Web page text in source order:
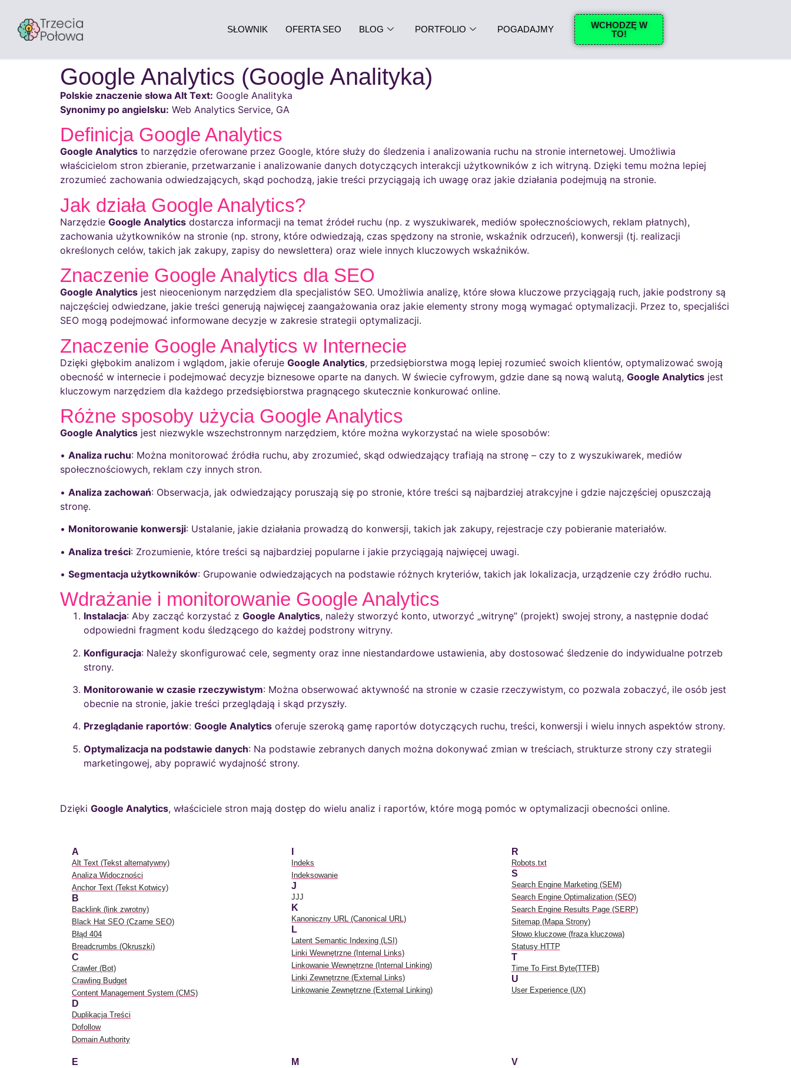
SŁOWNIK OFERTA SEO BLOG PORTFOLIO POGADAJMY
WCHODZĘ W
TO!
Google Analytics (Google Analityka)
Polskie znaczenie słowa Alt Text: Google Analityka
Synonimy po angielsku: Web Analytics Service, GA
Definicja Google Analytics
Google Analytics to narzędzie oferowane przez Google, które służy do śledzenia i analizowania ruchu na stronie internetowej. Umożliwia
właścicielom stron zbieranie, przetwarzanie i analizowanie danych dotyczących interakcji użytkowników z ich witryną. Dzięki temu można lepiej
zrozumieć zachowania odwiedzających, skąd pochodzą, jakie treści przyciągają ich uwagę oraz jakie działania podejmują na stronie.
Jak działa Google Analytics?
Narzędzie Google Analytics dostarcza informacji na temat źródeł ruchu (np. z wyszukiwarek, mediów społecznościowych, reklam płatnych),
zachowania użytkowników na stronie (np. strony, które odwiedzają, czas spędzony na stronie, wskaźnik odrzuceń), konwersji (tj. realizacji
określonych celów, takich jak zakupy, zapisy do newslettera) oraz wiele innych kluczowych wskaźników.
Znaczenie Google Analytics dla SEO
Google Analytics jest nieocenionym narzędziem dla specjalistów SEO. Umożliwia analizę, które słowa kluczowe przyciągają ruch, jakie podstrony są
najczęściej odwiedzane, jakie treści generują najwięcej zaangażowania oraz jakie elementy strony mogą wymagać optymalizacji. Przez to, specjaliści
SEO mogą podejmować informowane decyzje w zakresie strategii optymalizacji.
Znaczenie Google Analytics w Internecie
Dzięki głębokim analizom i wglądom, jakie oferuje Google Analytics, przedsiębiorstwa mogą lepiej rozumieć swoich klientów, optymalizować swoją
obecność w internecie i podejmować decyzje biznesowe oparte na danych. W świecie cyfrowym, gdzie dane są nową walutą, Google Analytics jest
kluczowym narzędziem dla każdego przedsiębiorstwa pragnącego skutecznie konkurować online.
Różne sposoby użycia Google Analytics
Google Analytics jest niezwykle wszechstronnym narzędziem, które można wykorzystać na wiele sposobów:
• Analiza ruchu: Można monitorować źródła ruchu, aby zrozumieć, skąd odwiedzający trafiają na stronę – czy to z wyszukiwarek, mediów
społecznościowych, reklam czy innych stron.
• Analiza zachowań: Obserwacja, jak odwiedzający poruszają się po stronie, które treści są najbardziej atrakcyjne i gdzie najczęściej opuszczają
stronę.
• Monitorowanie konwersji: Ustalanie, jakie działania prowadzą do konwersji, takich jak zakupy, rejestracje czy pobieranie materiałów.
• Analiza treści: Zrozumienie, które treści są najbardziej popularne i jakie przyciągają najwięcej uwagi.
• Segmentacja użytkowników: Grupowanie odwiedzających na podstawie różnych kryteriów, takich jak lokalizacja, urządzenie czy źródło ruchu.
Wdrażanie i monitorowanie Google Analytics
Instalacja: Aby zacząć korzystać z Google Analytics, należy stworzyć konto, utworzyć „witrynę” (projekt) swojej strony, a następnie dodać
odpowiedni fragment kodu śledzącego do każdej podstrony witryny.
Konfiguracja: Należy skonfigurować cele, segmenty oraz inne niestandardowe ustawienia, aby dostosować śledzenie do indywidualne potrzeb
strony.
Monitorowanie w czasie rzeczywistym: Można obserwować aktywność na stronie w czasie rzeczywistym, co pozwala zobaczyć, ile osób jest
obecnie na stronie, jakie treści przeglądają i skąd przyszły.
Przeglądanie raportów: Google Analytics oferuje szeroką gamę raportów dotyczących ruchu, treści, konwersji i wielu innych aspektów strony.
Optymalizacja na podstawie danych: Na podstawie zebranych danych można dokonywać zmian w treściach, strukturze strony czy strategii
marketingowej, aby poprawić wydajność strony.
Dzięki Google Analytics, właściciele stron mają dostęp do wielu analiz i raportów, które mogą pomóc w optymalizacji obecności online.
A
Alt Text (Tekst alternatywny)
Analiza Widoczności
Anchor Text (Tekst Kotwicy)
B
Backlink (link zwrotny)
Black Hat SEO (Czarne SEO)
Błąd 404
Breadcrumbs (Okruszki)
C
Crawler (Bot)
Crawling Budget
Content Management System (CMS)
D
Duplikacja Treści
Dofollow
Domain Authority
Indeks
Indeksowanie
J
JJJ
K
Kanoniczny URL (Canonical URL)
L
Latent Semantic Indexing (LSI)
Linki Wewnętrzne (Internal Links)
Linkowanie Wewnętrzne (Internal Linking)
Linki Zewnętrzne (External Links)
Linkowanie Zewnętrzne (External Linking)
R
Robots.txt
S
Search Engine Marketing (SEM)
Search Engine Optimalization (SEO)
Search Engine Results Page (SERP)
Sitemap (Mapa Strony)
Słowo kluczowe (fraza kluczowa)
Statusy HTTP
T
Time To First Byte(TTFB)
U
User Experience (UX)
E M V